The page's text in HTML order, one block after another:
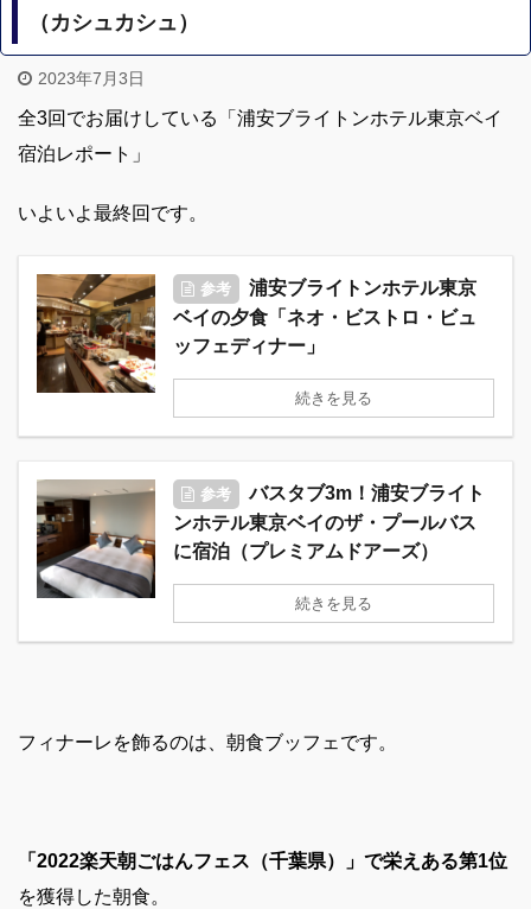
（カシュカシュ）
2023年7月3日
全3回でお届けしている「浦安ブライトンホテル東京ベイ
宿泊レポート」
いよいよ最終回です。
参考
浦安ブライトンホテル東京
ベイの夕食「ネオ・ビストロ・ビュ
ッフェディナー」
続きを見る
参考
バスタブ3m！浦安ブライト
ンホテル東京ベイのザ・プールバス
に宿泊（プレミアムドアーズ）
続きを見る
フィナーレを飾るのは、朝食ブッフェです。
「2022楽天朝ごはんフェス（千葉県）」で栄えある第1位
を獲得した朝食。